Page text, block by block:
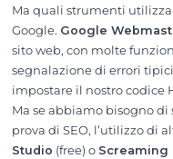
Ma quali strumenti
Google. Google
sito web, con molte
segnalazione di errori
impostare il nostro codice
Ma se abbiamo bisogno di
prova di SEO, l’utilizzo di
Studio (free) o Screaming